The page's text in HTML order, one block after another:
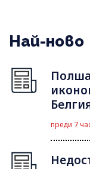
Най-ново
преди 7